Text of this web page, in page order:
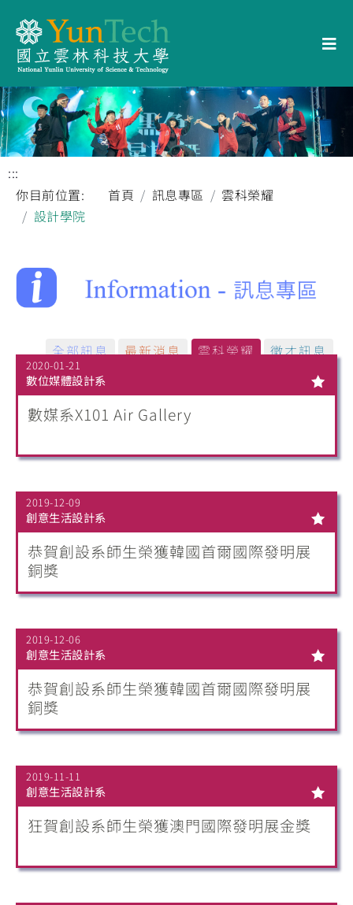
:::
你目前位置:
首頁 訊息專區
雲科榮耀
設計學院
全部訊息 最新消息 雲科榮耀 徵才訊息
2020-01-21
數位媒體設計系
數媒系X101 Air Gallery
2019-12-09
創意生活設計系
恭賀創設系師生榮獲韓國首爾國際發明展
銅獎
2019-12-06
創意生活設計系
恭賀創設系師生榮獲韓國首爾國際發明展
銅獎
2019-11-11
創意生活設計系
狂賀創設系師生榮獲澳門國際發明展金獎